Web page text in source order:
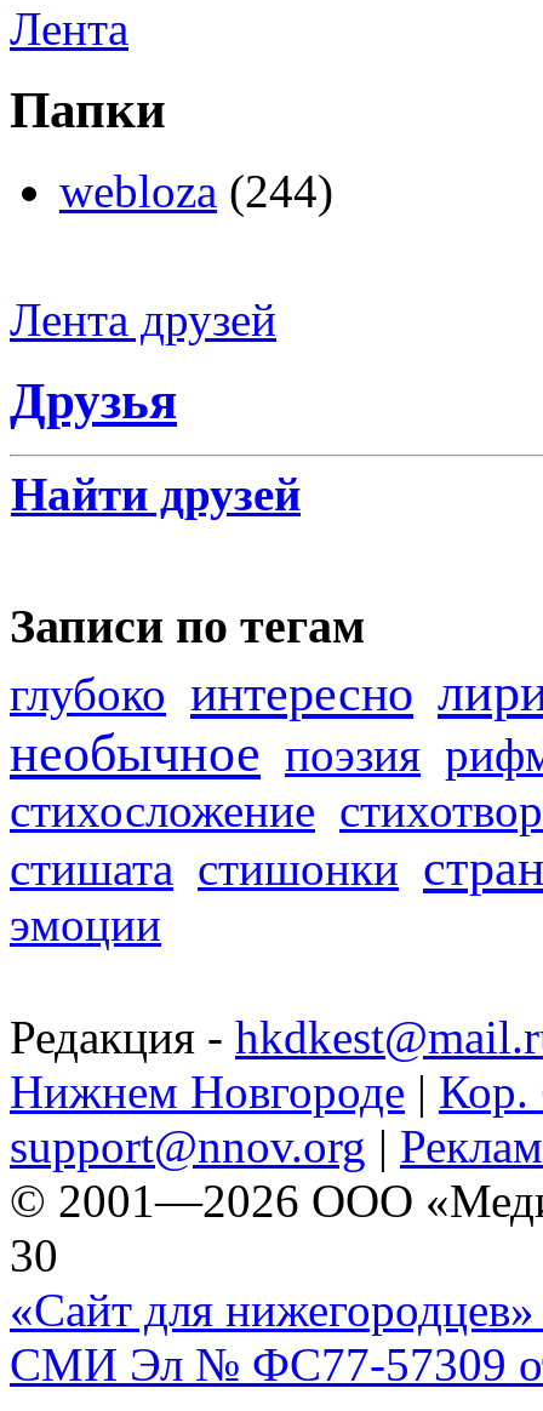
Лента
Папки
webloza (244)
Лента друзей
Друзья
Найти друзей
Записи по тегам
глубоко интересно
необычное поэзия
стихосложение
стишата стишонки
эмоции
Редакция -
Нижнем Новгороде | Кор.
support@nnov.org |
© 2001—2026 ООО
30
«Сайт для нижегородцев»
СМИ Эл № ФС77-57309